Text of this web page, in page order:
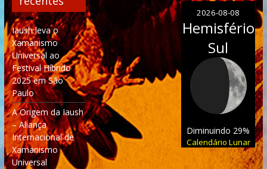
Iaush leva o
Xamanismo
Universal ao
Festival Híbrido
2025 em São
Paulo
A Origem da Iaush
– Aliança
Internacional de
Xamanismo
Universal
2026-08-08
Hemisfério
Sul
Diminuindo 29%
Calendário Lunar